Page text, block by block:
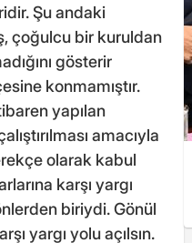
Şu andaki
çoğulcu bir kuruldan
gösterir
konmamıştır.
yapılan
amacıyla
olarak kabul
karşı yargı
biriydi. Gönül
yargı yolu açılsın.